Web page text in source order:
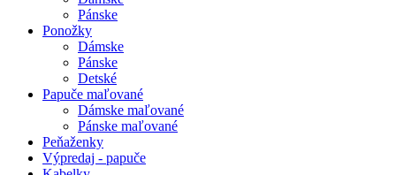
Pánske
Ponožky
Dámske
Pánske
Detské
Papuče maľované
Dámske maľované
Pánske maľované
Peňaženky
Výpredaj - papuče